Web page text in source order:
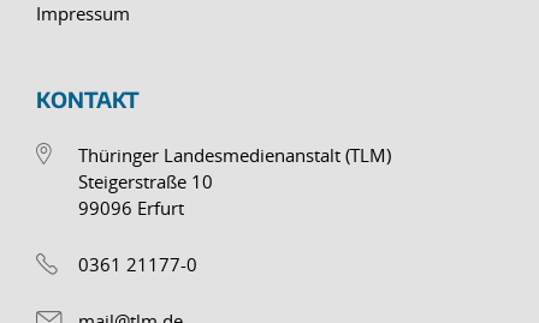
Impressum
KONTAKT
Thüringer Landesmedienanstalt (TLM)
Steigerstraße 10
99096 Erfurt
0361 21177-0